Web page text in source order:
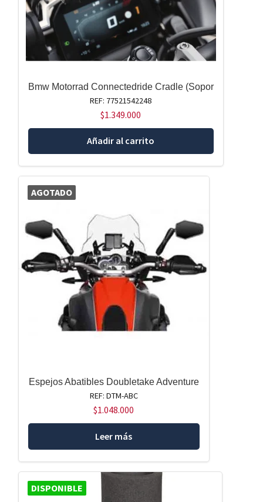
Bmw Motorrad Connectedride Cradle (Sopor
REF: 77521542248
$1.349.000
Añadir al carrito
AGOTADO
Espejos Abatibles Doubletake Adventure
REF: DTM-ABC
$1.048.000
Leer más
DISPONIBLE